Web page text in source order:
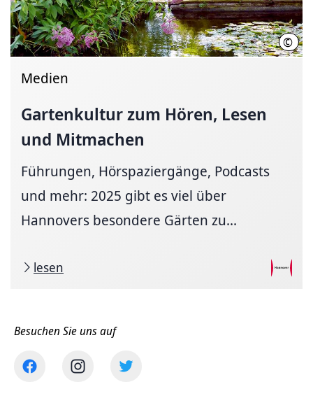
© Ulf
Medien
Gartenkultur zum Hören, Lesen
und Mitmachen
Führungen, Hörspaziergänge, Podcasts
und mehr: 2025 gibt es viel über
Hannovers besondere Gärten zu...
lesen
Besuchen Sie uns auf